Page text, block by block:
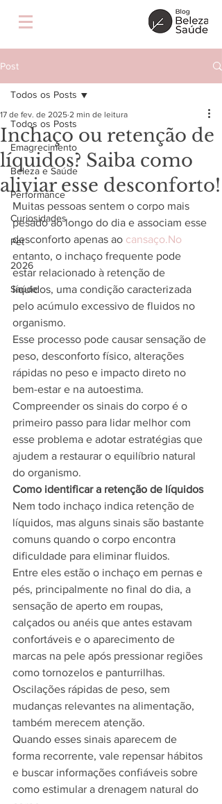
Post
Todos os Posts
Emagrecimento
Beleza e Saúde
Performance
Curiosidades
Pet
2026
Saúde
Todos os Posts
Inchaço ou retenção de
líquidos? Saiba como
aliviar esse desconforto!
17 de fev. de 2025 2 min de leitura
Muitas pessoas sentem o corpo mais
pesado ao longo do dia e associam esse
desconforto apenas ao cansaço.No
entanto, o inchaço frequente pode
estar relacionado à retenção de
líquidos, uma condição caracterizada
pelo acúmulo excessivo de fluidos no
organismo.
Esse processo pode causar sensação de
peso, desconforto físico, alterações
rápidas no peso e impacto direto no
bem-estar e na autoestima.
Compreender os sinais do corpo é o
primeiro passo para lidar melhor com
esse problema e adotar estratégias que
ajudem a restaurar o equilíbrio natural
do organismo.
Como identificar a retenção de líquidos
Nem todo inchaço indica retenção de
líquidos, mas alguns sinais são bastante
comuns quando o corpo encontra
dificuldade para eliminar fluidos.
Entre eles estão o inchaço em pernas e
pés, principalmente no final do dia, a
sensação de aperto em roupas,
calçados ou anéis que antes estavam
confortáveis e o aparecimento de
marcas na pele após pressionar regiões
como tornozelos e panturrilhas.
Oscilações rápidas de peso, sem
mudanças relevantes na alimentação,
também merecem atenção.
Quando esses sinais aparecem de
forma recorrente, vale repensar hábitos
e buscar informações confiáveis sobre
como estimular a drenagem natural do